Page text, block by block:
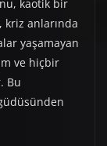
kaotik bir
kriz anlarında
yaşamayan
ve hiçbir
Bu